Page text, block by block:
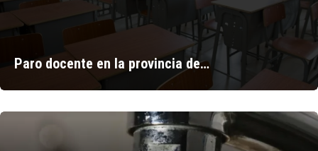
Paro docente en la provincia de…